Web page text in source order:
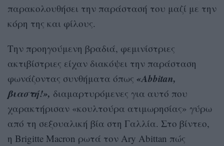
παρακολουθήσει την παράστασή του μαζί με την
κόρη της και φίλους.
Την προηγούμενη βραδιά, φεμινίστριες
ακτιβίστριες είχαν διακόψει την παράσταση
φωνάζοντας συνθήματα όπως «Abbitan,
βιαστή!», διαμαρτυρόμενες για αυτό που
χαρακτήρισαν «κουλτούρα ατιμωρησίας» γύρω
από τη σεξουαλική βία στη Γαλλία. Στο βίντεο,
η Brigitte Macron ρωτά τον Ary Abittan πώς